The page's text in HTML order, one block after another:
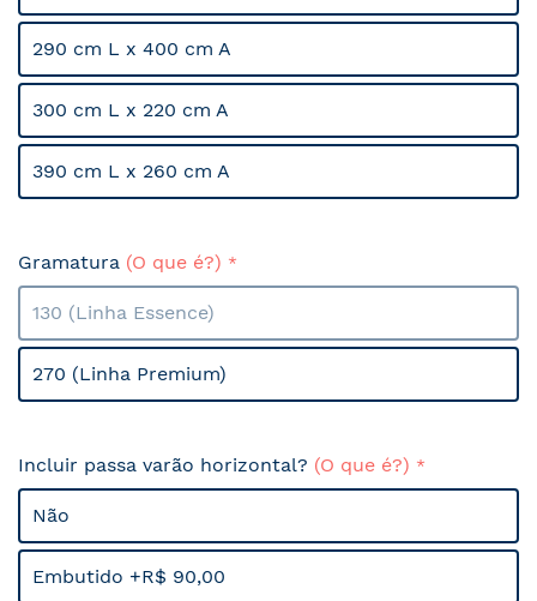
290 cm L x 400 cm A
300 cm L x 220 cm A
390 cm L x 260 cm A
Gramatura (O que é?)
130 (Linha Essence)
270 (Linha Premium)
Incluir passa varão horizontal? (O que é?)
Não
Embutido +R$ 90,00